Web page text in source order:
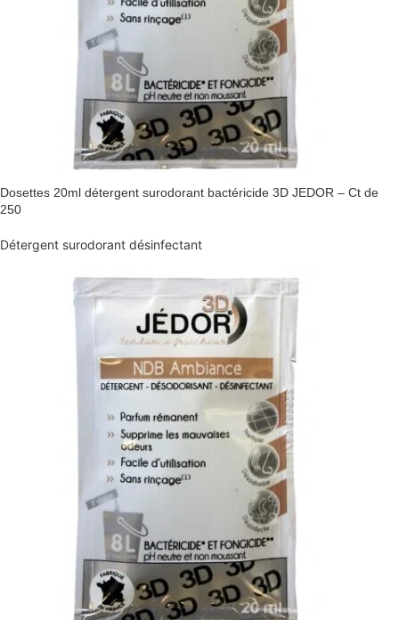
Dosettes 20ml détergent surodorant bactéricide 3D JEDOR – Ct de
250
Détergent surodorant désinfectant